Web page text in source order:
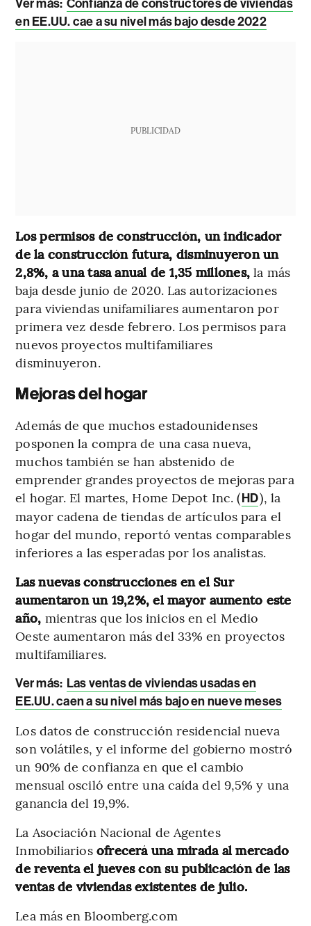
Ver más: Confianza de constructores de viviendas
en EE.UU. cae a su nivel más bajo desde 2022
PUBLICIDAD
Los permisos de construcción, un indicador
de la construcción futura, disminuyeron un
2,8%, a una tasa anual de 1,35 millones,la más
baja desde junio de 2020. Las autorizaciones
para viviendas unifamiliares aumentaron por
primera vez desde febrero. Los permisos para
nuevos proyectos multifamiliares
disminuyeron.
Mejoras del hogar
Además de que muchos estadounidenses
posponen la compra de una casa nueva,
muchos también se han abstenido de
emprender grandes proyectos de mejoras para
el hogar. El martes, Home Depot Inc. (HD), la
mayor cadena de tiendas de artículos para el
hogar del mundo, reportó ventas comparables
inferiores a las esperadas por los analistas.
Las nuevas construcciones en el Sur
aumentaron un 19,2%, el mayor aumento este
año, mientras que los inicios en el Medio
Oeste aumentaron más del 33% en proyectos
multifamiliares.
Ver más: Las ventas de viviendas usadas en
EE.UU. caen a su nivel más bajo en nueve meses
Los datos de construcción residencial nueva
son volátiles, y el informe del gobierno mostró
un 90% de confianza en que el cambio
mensual osciló entre una caída del 9,5% y una
ganancia del 19,9%.
La Asociación Nacional de Agentes
Inmobiliarios ofrecerá una mirada al mercado
de reventa el jueves con su publicación de las
ventas de viviendas existentes de julio.
Lea más en Bloomberg.com